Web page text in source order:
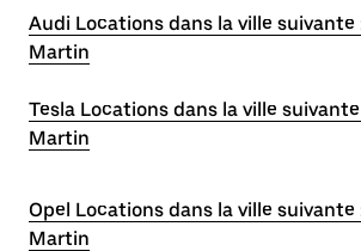
Audi Locations dans la ville suivante
Martin
Tesla Locations dans la ville
Martin
Opel Locations dans la ville
Martin